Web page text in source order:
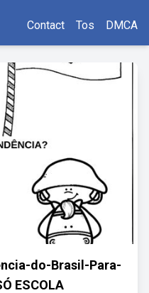
Contact Tos DMCA
do-Brasil-Para-
ESCOLA